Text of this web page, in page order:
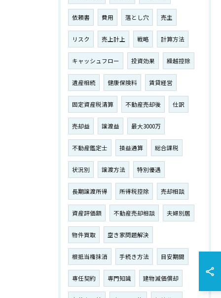
依頼書 費用 落とし穴 売主
リスク 売上計上 戦略 計算方法
キャッシュフロー 投資効果 繰越控除
遺産相続 健康保険料 賃貸経営
固定資産税清算 不動産売却後 仕訳
売却益 譲渡益 最大3000万
不動産鑑定士 損益通算 総合課税
状況別 譲渡方法 特別優遇
長期譲渡所得 所得税控除 売却相談
資産評価額 不動産売却相談 夫婦別居
物件買取 空き家問題解決
根抵当権抹消 手続き方法 目安期間
専任契約 専門知識 建物減価償却